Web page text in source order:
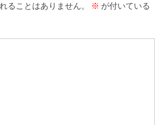
ることはありません。 ※ が付いている